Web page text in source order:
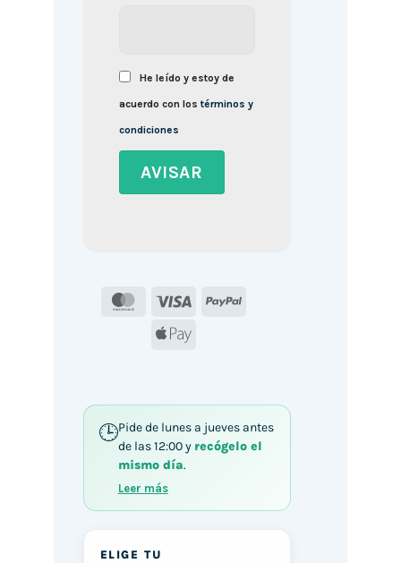
He leído y estoy de
acuerdo con lostérminos y
condiciones
MasterCard
Visa
PayPal
Apple
Pide de lunes a jueves antes
de las 12:00 y recógelo el
mismo día.
Leer más
ELIGE TU